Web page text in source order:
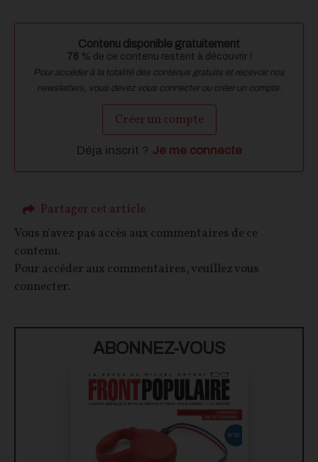
Contenu disponible gratuitement
76 % de ce contenu restent à découvrir !
Pour accéder à la totalité des contenus gratuits et recevoir nos
newsletters, vous devez vous connecter ou créer un compte.
Créer un compte
Déja inscrit ? Je me connecte
Partager cet article
Vous n'avez pas accès aux commentaires de ce
contenu.
Pour accéder aux commentaires, veuillez vous
connecter.
ABONNEZ-VOUS